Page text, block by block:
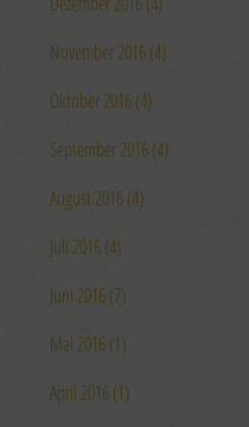
November 2016 (4)
Oktober 2016 (4)
September 2016 (4)
August 2016 (4)
Juli 2016 (4)
Juni 2016 (7)
Mai 2016 (1)
April 2016 (1)